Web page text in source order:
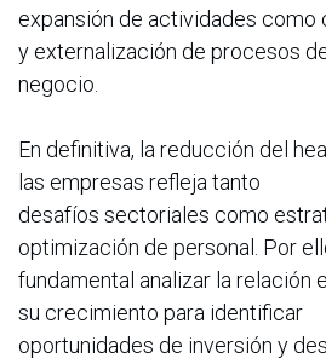
expansión de actividades como
y externalización de procesos
negocio.
En definitiva, la reducción del
las empresas refleja tanto
desafíos sectoriales como
optimización de personal. Por
fundamental analizar la relación
su crecimiento para identificar
oportunidades de inversión y